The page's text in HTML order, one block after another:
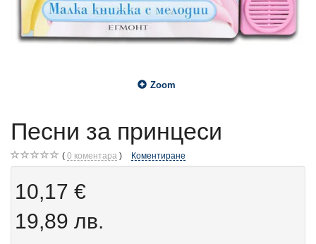
Zoom
Песни за принцеси
0 коментара Коментиране
10,17 €
19,89 лв.